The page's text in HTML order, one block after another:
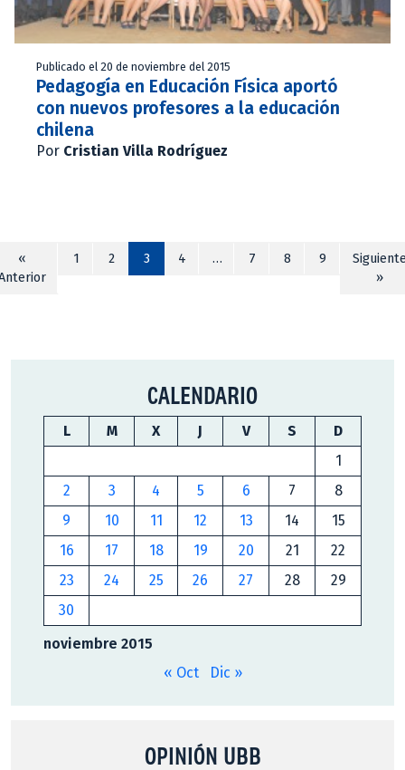
Publicado el 20 de noviembre del 2015
Pedagogía en Educación Física aportó
con nuevos profesores a la educación
chilena
Por Cristian Villa Rodríguez
«
1 2 3 4 … 7 8 9
»
CALENDARIO
noviembre 2015
L M X J V S
D
1
2
3 4 5 6 7
8
9
10 11 12 13 14
15
16
17 18 19 20 21
22
23
24 25 26 27 28
29
30
« Oct Dic »
OPINIÓN UBB